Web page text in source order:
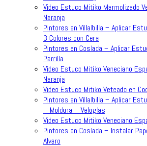
Video Estuco Mitiko Marmolizado
Naranja
Pintores en Villalbilla – Aplicar
3 Colores con Cera
Pintores en Coslada – Aplicar
Parrilla
Video Estuco Mitiko Veneciano
Naranja
Video Estuco Mitiko Veteado en
Pintores en Villalbilla – Aplicar
– Moldura – Veloglas
Video Estuco Mitiko Veneciano
Pintores en Coslada – Instalar
Alvaro